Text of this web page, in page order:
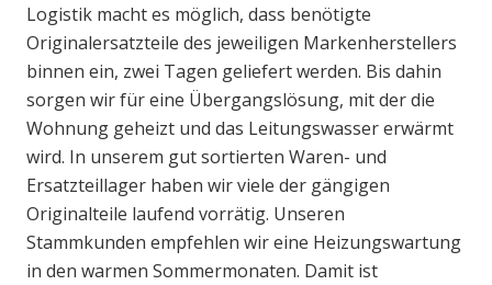
Logistik macht es möglich, dass benötigte
Originalersatzteile des jeweiligen Markenherstellers
binnen ein, zwei Tagen geliefert werden. Bis dahin
sorgen wir für eine Übergangslösung, mit der die
Wohnung geheizt und das Leitungswasser erwärmt
wird. In unserem gut sortierten Waren- und
Ersatzteillager haben wir viele der gängigen
Originalteile laufend vorrätig. Unseren
Stammkunden empfehlen wir eine Heizungswartung
in den warmen Sommermonaten. Damit ist